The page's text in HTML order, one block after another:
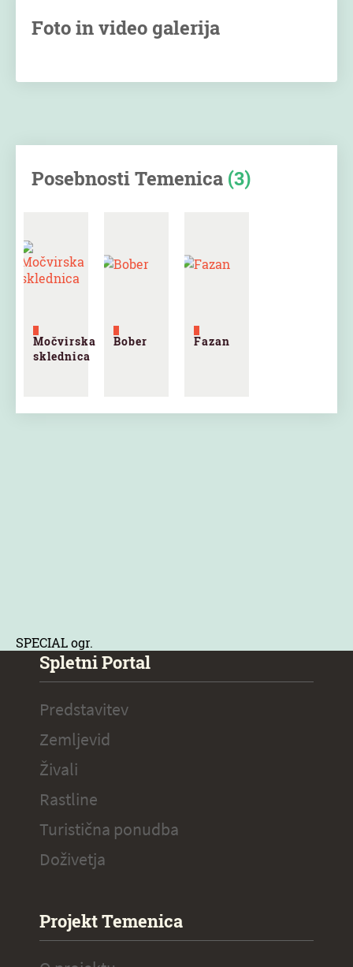
Foto in video galerija
Posebnosti Temenica (3)
Močvirska
sklednica
Bober Fazan
SPECIAL ogr.
Spletni Portal
Predstavitev
Zemljevid
Živali
Rastline
Turistična ponudba
Doživetja
Projekt Temenica